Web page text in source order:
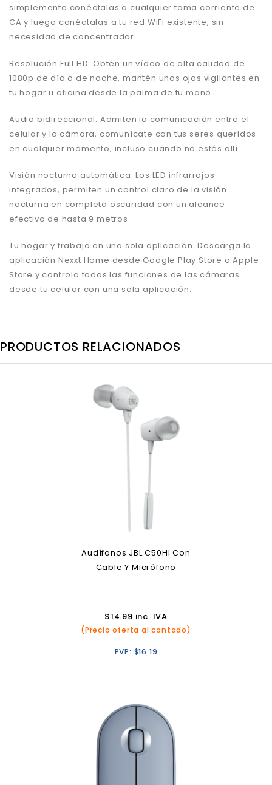
simplemente conéctalas a cualquier toma corriente de
CA y luego conéctalas a tu red WiFi existente, sin
necesidad de concentrador.
Resolución Full HD: Obtén un vídeo de alta calidad de
1080p de día o de noche, mantén unos ojos vigilantes en
tu hogar u oficina desde la palma de tu mano.
Audio bidireccional: Admiten la comunicación entre el
celular y la cámara, comunícate con tus seres queridos
en cualquier momento, incluso cuando no estés allí.
Visión nocturna automática:Los LED infrarrojos
integrados, permiten un control claro de la visión
nocturna en completa oscuridad con un alcance
efectivo de hasta 9 metros.
Tu hogar y trabajo en una sola aplicación:Descarga la
aplicación Nexxt Home desde Google Play Store o Apple
Store y controla todas las funciones de las cámaras
desde tu celular con una sola aplicación.
PRODUCTOS RELACIONADOS
Audífonos JBL C50HI Con
Cable Y Micrófono
$14.99 inc. IVA
(Precio oferta al contado)
PVP: $16.19